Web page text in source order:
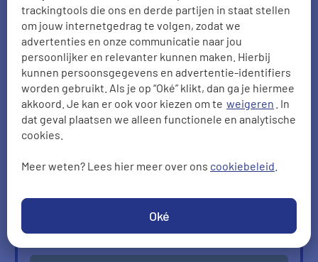
trackingtools die ons en derde partijen in staat stellen
om jouw internetgedrag te volgen, zodat we
advertenties en onze communicatie naar jou
persoonlijker en relevanter kunnen maken. Hierbij
kunnen persoonsgegevens en advertentie-identifiers
worden gebruikt. Als je op “Oké” klikt, dan ga je hiermee
akkoord. Je kan er ook voor kiezen om te weigeren . In
dat geval plaatsen we alleen functionele en analytische
cookies.
Meer weten? Lees hier meer over ons cookiebeleid
Oké
Huidige leverancier
Aantal personen
1
2000kWh/jr 950m3/jr
Zonnepanelen
ophalen